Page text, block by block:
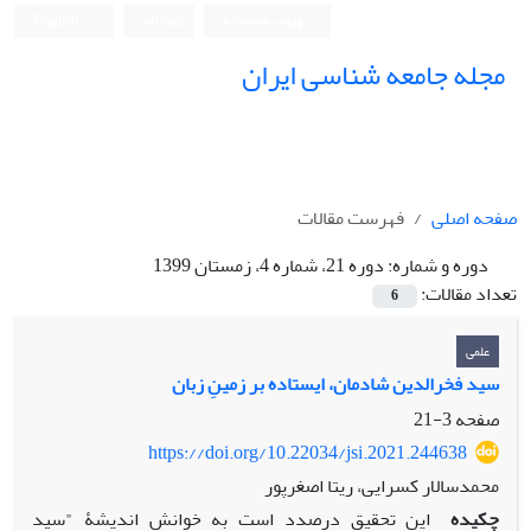
مجله جامعه شناسی ایران
صفحه اصلی
فهرست مقالات
دوره و شماره:دوره 21، شماره 4، زمستان 1399
تعداد مقالات:
6
علمی
سید فخرالدین شادمان، ایستاده بر زمینِ زبان
صفحه3-21
https://doi.org/10.22034/jsi.2021.244638
محمدسالار کسرایی، ریتا اصغرپور
چکیده این تحقیق در‌صدد است به خوانشِ اندیشۀ "سید